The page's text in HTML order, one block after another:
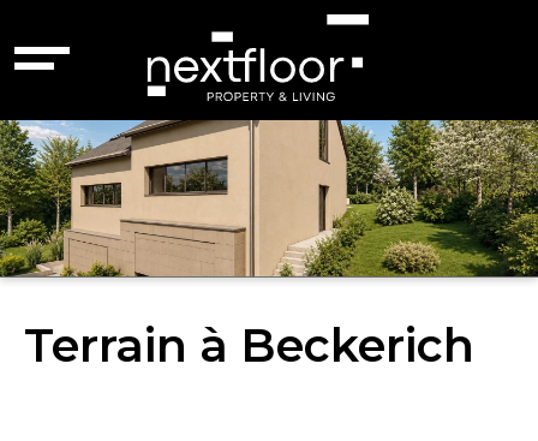
Terrain à Beckerich